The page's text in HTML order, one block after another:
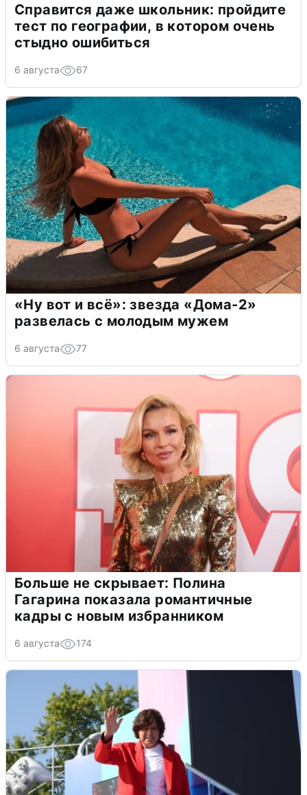
Справится даже школьник: пройдите
тест по географии, в котором очень
стыдно ошибиться
6 августа 67
«Ну вот и всё»: звезда «Дома-2»
развелась с молодым мужем
6 августа 77
Больше не скрывает: Полина
Гагарина показала романтичные
кадры с новым избранником
6 августа 174